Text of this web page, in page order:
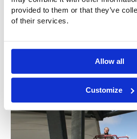
provided to them or that they’ve
of their services.
Allow all
Customize